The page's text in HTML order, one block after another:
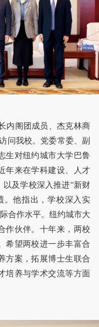
内阁团成员、杰克林商
问我校。党委常委、副
生对纽约城市大学巴鲁
年来在学科建设、人才
及学校深入推进“新财
。他指出，学校深入实
合作水平。纽约城市大
作伙伴。十年来，两校
希望两校进一步丰富合
方案，拓展博士生联合
培养与学术交流等方面